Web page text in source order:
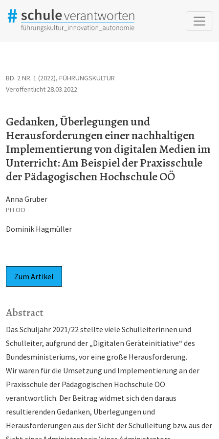
BD. 2 NR. 1 (2022), FÜHRUNGSKULTUR
Gedanken, Überlegungen und
Herausforderungen einer nachhaltigen
Implementierung von digitalen Medien im
Unterricht: Am Beispiel der Praxisschule
der Pädagogischen Hochschule OÖ
Veröffentlicht 28.03.2022
Anna Gruber
PH OÖ
Dominik Hagmüller
Zum Artikel
Abstract
Das Schuljahr 2021/22 stellte viele Schulleiterinnen und
Schulleiter, aufgrund der „Digitalen Geräteinitiative“ des
Bundesministeriums, vor eine große Herausforderung.
Wir waren für die Umsetzung und Implementierung an der
Praxisschule der Pädagogischen Hochschule OÖ
verantwortlich. Der Beitrag widmet sich den daraus
resultierenden Gedanken, Überlegungen und
Herausforderungen aus der Sicht der Schulleitung bzw. aus der